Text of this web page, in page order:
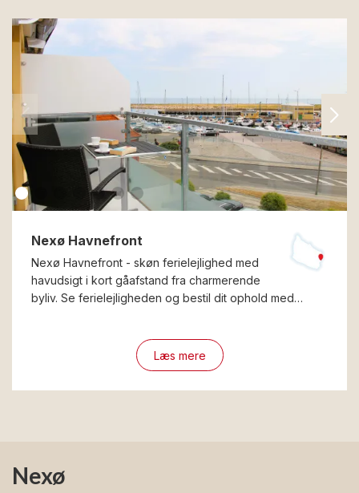
Nexø Havnefront
Nexø Havnefront - skøn ferielejlighed med
havudsigt i kort gåafstand fra charmerende
byliv. Se ferielejligheden og bestil dit ophold med…
Læs mere
Nexø